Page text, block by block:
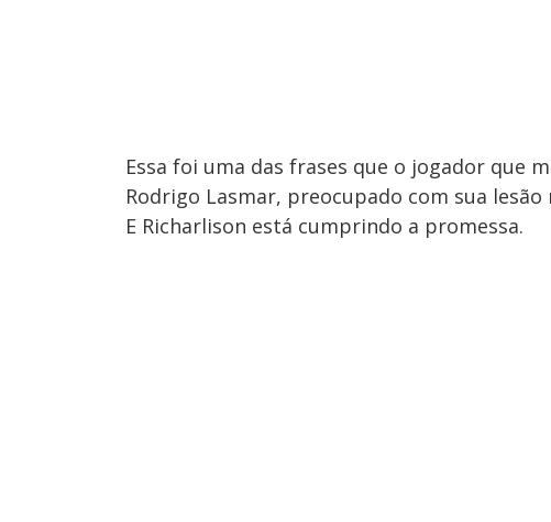
Essa foi uma das frases que o jogador que
Rodrigo Lasmar, preocupado com sua
E Richarlison está cumprindo a promessa.